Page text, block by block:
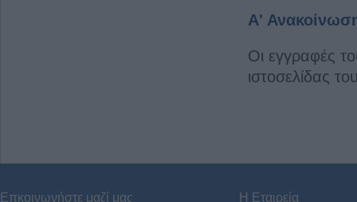
Α'
Οι εγγραφές
ιστοσελίδας
Επκοινωνήστε μαζί μας Η Εταιρεία